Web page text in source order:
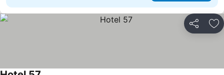
Compartir